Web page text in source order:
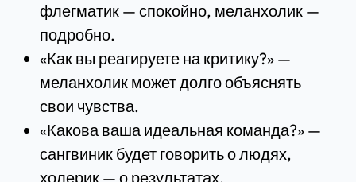
флегматик — спокойно, меланхолик —
подробно.
«Как вы реагируете на критику?» —
меланхолик может долго объяснять
свои чувства.
«Какова ваша идеальная команда?» —
сангвиник будет говорить о людях,
холерик — о результатах.